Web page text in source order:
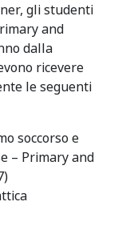
gli studenti
and
dalla
ricevere
le seguenti
soccorso e
– Primary and